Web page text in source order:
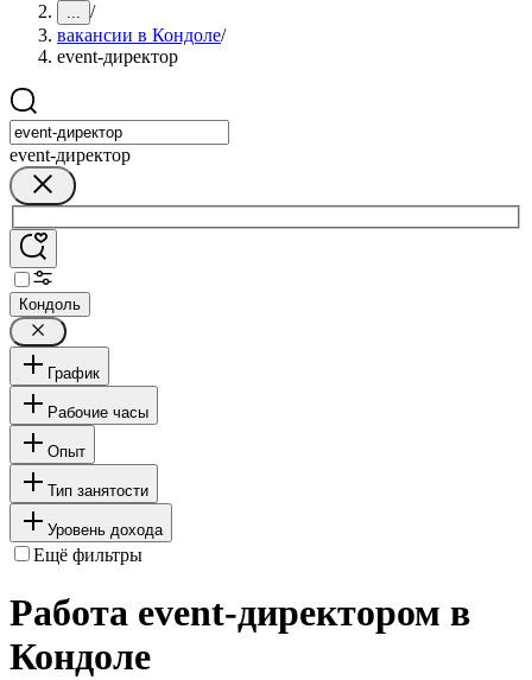
... /
вакансии в Кондоле/
event-директор
event-директор
Кондоль
График
Рабочие часы
Опыт
Тип занятости
Уровень дохода
Ещё фильтры
Работа event-директором в
Кондоле